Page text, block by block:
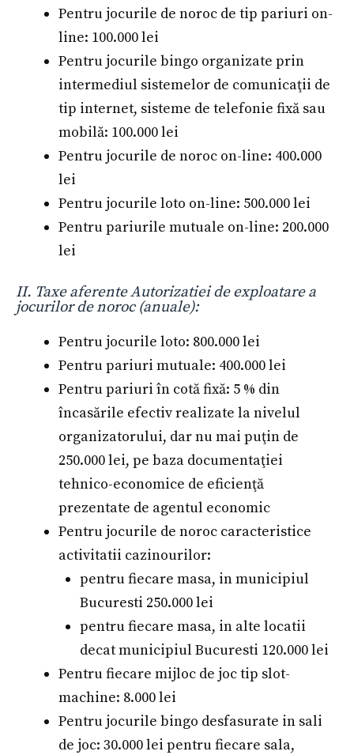
Pentru jocurile de noroc de tip pariuri on-
line: 100.000 lei
Pentru jocurile bingo organizate prin
intermediul sistemelor de comunicaţii de
tip internet, sisteme de telefonie fixă sau
mobilă: 100.000 lei
Pentru jocurile de noroc on-line: 400.000
lei
Pentru jocurile loto on-line: 500.000 lei
Pentru pariurile mutuale on-line: 200.000
lei
II. Taxe aferente Autorizatiei de exploatare a
jocurilor de noroc (anuale):
Pentru jocurile loto: 800.000 lei
Pentru pariuri mutuale: 400.000 lei
Pentru pariuri în cotă fixă: 5 % din
încasările efectiv realizate la nivelul
organizatorului, dar nu mai puţin de
250.000 lei, pe baza documentaţiei
tehnico-economice de eficienţă
prezentate de agentul economic
Pentru jocurile de noroc caracteristice
activitatii cazinourilor:
pentru fiecare masa, in municipiul
Bucuresti 250.000 lei
pentru fiecare masa, in alte locatii
decat municipiul Bucuresti 120.000 lei
Pentru fiecare mijloc de joc tip slot-
machine: 8.000 lei
Pentru jocurile bingo desfasurate in sali
de joc: 30.000 lei pentru fiecare sala,